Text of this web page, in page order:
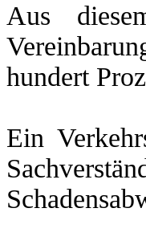
Aus
hundert
Ein